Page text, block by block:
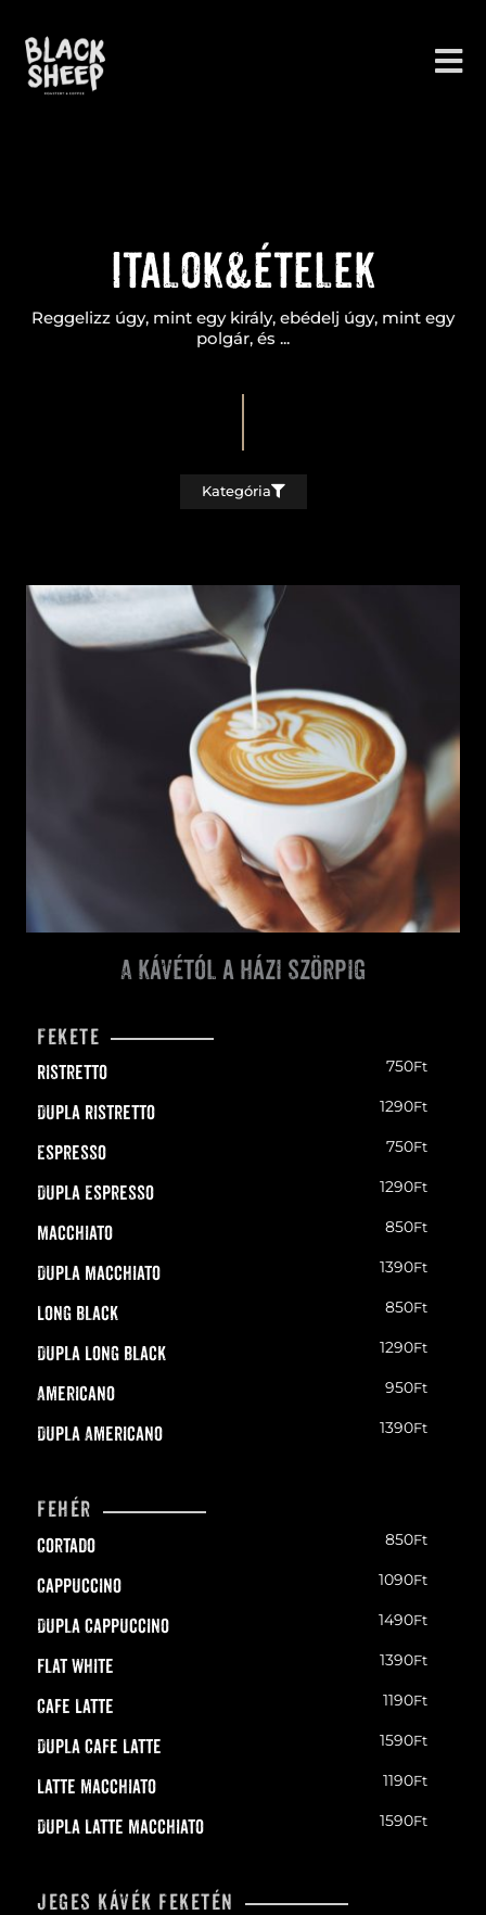
content
Italok&ételek
Reggelizz úgy, mint egy király, ebédelj úgy, mint egy
polgár, és ...
Kategória
A kávétól a házi szörpig
Fekete
Ristretto 750Ft
Dupla Ristretto 1290Ft
Espresso 750Ft
Dupla Espresso 1290Ft
Macchiato 850Ft
Dupla Macchiato 1390Ft
Long Black 850Ft
Dupla Long Black 1290Ft
Americano 950Ft
Dupla Americano 1390Ft
Fehér
Cortado 850Ft
Cappuccino 1090Ft
Dupla Cappuccino 1490Ft
Flat White 1390Ft
Cafe Latte 1190Ft
Dupla Cafe Latte 1590Ft
Latte macchiato 1190Ft
Dupla Latte Macchiato 1590Ft
Jeges kávék feketén